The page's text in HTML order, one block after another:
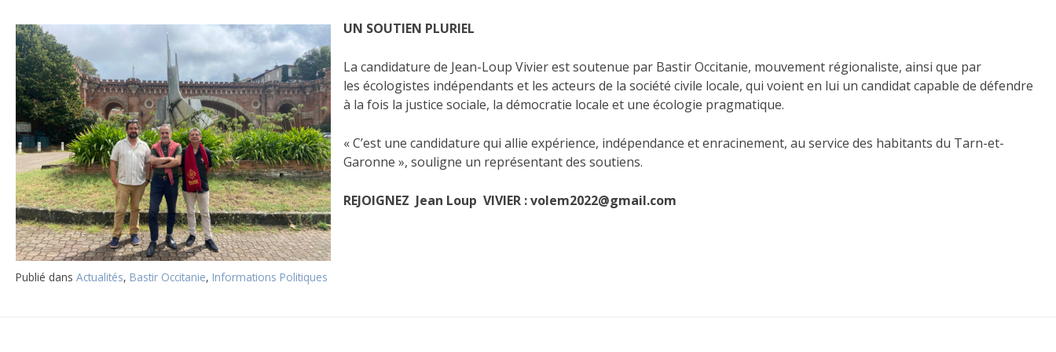
UN SOUTIEN PLURIEL
La candidature de Jean-Loup Vivier est soutenue par Bastir Occitanie, mouvement régionaliste, ainsi que par
les écologistes indépendants et les acteurs de la société civile locale, qui voient en lui un candidat capable de défendre
à la fois la justice sociale, la démocratie locale et une écologie pragmatique.
« C’est une candidature qui allie expérience, indépendance et enracinement, au service des habitants du Tarn-et-
Garonne », souligne un représentant des soutiens.
REJOIGNEZ Jean Loup VIVIER : volem2022@gmail.com
Publié dans Actualités, Bastir Occitanie, Informations Politiques